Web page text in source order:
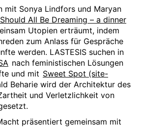
mit Sonya Lindfors und Maryan
All Be Dreaming – a dinner
Utopien erträumt, indem
zum Anlass für Gespräche
werden. LASTESIS suchen in
nach feministischen Lösungen
und mit Sweet Spot (site-
Beharie wird der Architektur des
und Verletzlichkeit von
präsentiert gemeinsam mit